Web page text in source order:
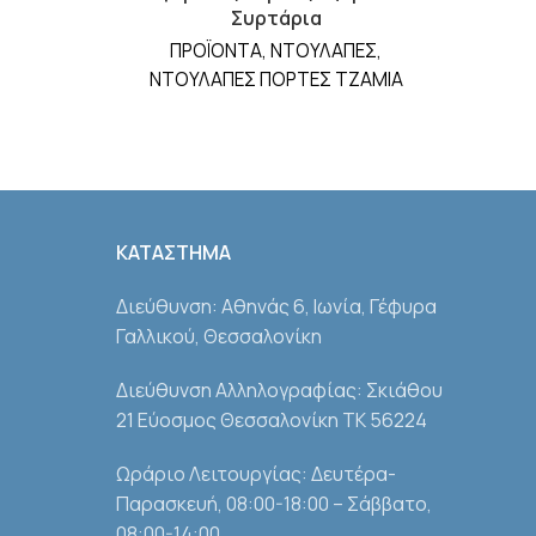
Συρτάρια
ΠΡΟΪΟΝΤΑ, ΝΤΟΥΛΑΠΕΣ,
ΝΤΟΥΛΑΠΕΣ ΠΟΡΤΕΣ ΤΖΑΜΙΑ
ΚΑΤΑΣΤΗΜΑ
Διεύθυνση: Αθηνάς 6, Ιωνία, Γέφυρα
Γαλλικού, Θεσσαλονίκη
Διεύθυνση Αλληλογραφίας: Σκιάθου
21 Εύοσμος Θεσσαλονίκη ΤΚ 56224
Ωράριο Λειτουργίας: Δευτέρα-
Παρασκευή, 08:00-18:00 – Σάββατο,